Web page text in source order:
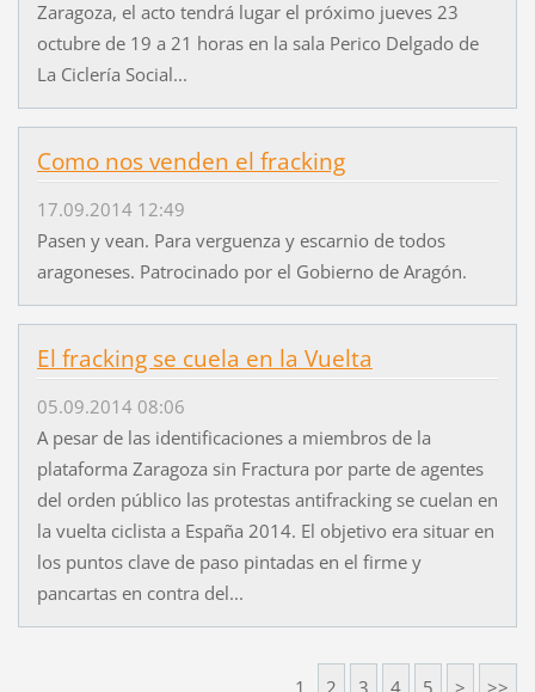
Zaragoza, el acto tendrá lugar el próximo jueves 23
octubre de 19 a 21 horas en la sala Perico Delgado de
La Ciclería Social...
Como nos venden el fracking
17.09.2014 12:49
Pasen y vean. Para verguenza y escarnio de todos
aragoneses. Patrocinado por el Gobierno de Aragón.
El fracking se cuela en la Vuelta
05.09.2014 08:06
A pesar de las identificaciones a miembros de la
plataforma Zaragoza sin Fractura por parte de agentes
del orden público las protestas antifracking se cuelan en
la vuelta ciclista a España 2014. El objetivo era situar en
los puntos clave de paso pintadas en el firme y
pancartas en contra del...